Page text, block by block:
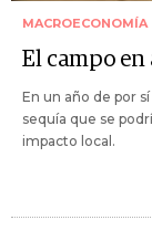
MACROECONOMÍA
El campo en
En un año de por
sequía que se
impacto local.